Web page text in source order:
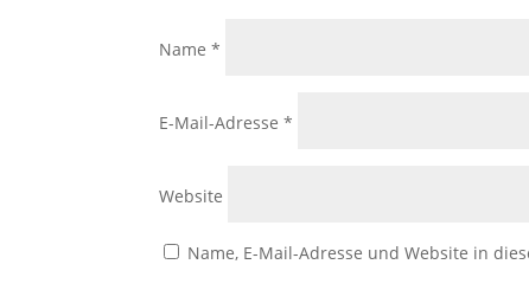
Name*
E-Mail-Adresse*
Website
Name, E-Mail-Adresse und Website in